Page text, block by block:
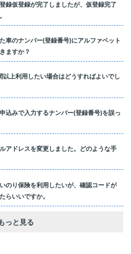
録仮登録が完了しましたが、仮登録完了
車のナンバー(登録番号)にアルファベット
ますか？
以上利用したい場合はどうすればよいでし
込みで入力するナンバー(登録番号)を誤っ
アドレスを変更しました。どのような手
のり保険を利用したいが、確認コードが
らいいですか。
っと見る